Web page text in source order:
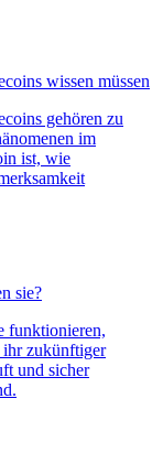
wissen müssen
gehören zu
im
ist, wie
sie?
funktionieren,
ihr zukünftiger
und sicher